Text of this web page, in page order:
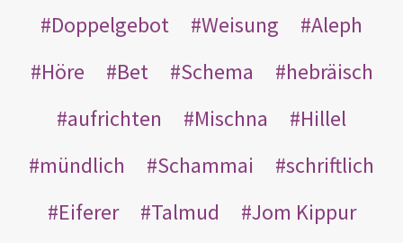
Doppelgebot Weisung
Aleph
Höre
Bet Schema
hebräisch
aufrichten
Mischna
Hillel
mündlich
Schammai
schriftlich
Eiferer
Talmud
Jom Kippur